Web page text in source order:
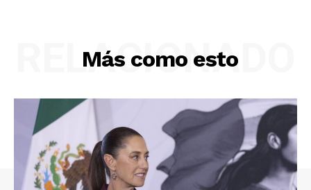
Más como esto
RELACIONADO